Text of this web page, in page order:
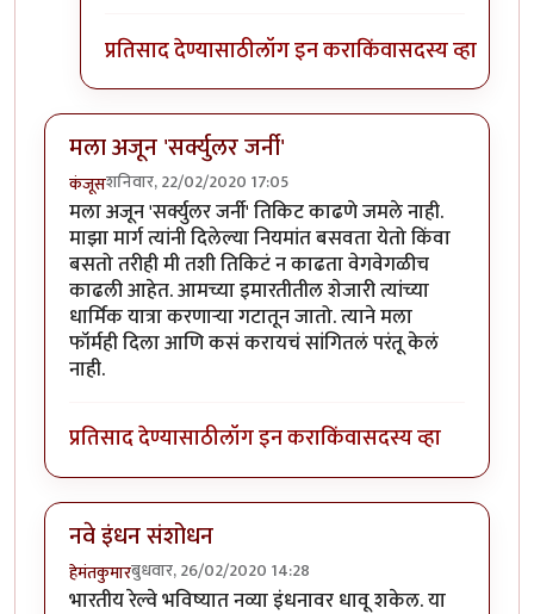
प्रतिसाद देण्यासाठीलॉग इन कराकिंवासदस्य व्हा
मला अजून 'सर्क्युलर जर्नी'
कंजूसशनिवार, 22/02/2020 17:05
मला अजून 'सर्क्युलर जर्नी' तिकिट काढणे जमले नाही.
माझा मार्ग त्यांनी दिलेल्या नियमांत बसवता येतो किंवा
बसतो तरीही मी तशी तिकिटं न काढता वेगवेगळीच
काढली आहेत. आमच्या इमारतीतील शेजारी त्यांच्या
धार्मिक यात्रा करणाऱ्या गटातून जातो. त्याने मला
फॉर्मही दिला आणि कसं करायचं सांगितलं परंतू केलं
नाही.
प्रतिसाद देण्यासाठीलॉग इन कराकिंवासदस्य व्हा
नवे इंधन संशोधन
हेमंतकुमारबुधवार, 26/02/2020 14:28
भारतीय रेल्वे भविष्यात नव्या इंधनावर धावू शकेल. या